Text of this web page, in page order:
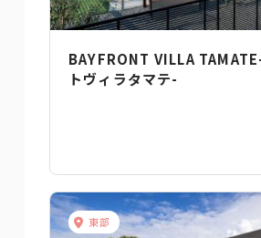
BAYFRONT VILLA
トヴィラタマテ-
東部